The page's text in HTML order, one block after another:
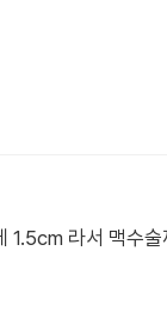
라서 맥수